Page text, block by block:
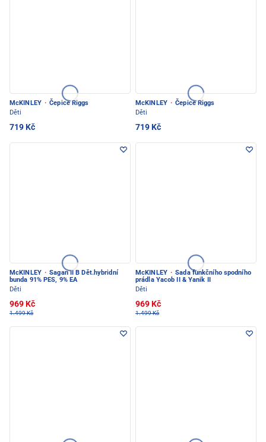
McKINLEY · Čepice Riggs
Děti
719 Kč
McKINLEY · Čepice Riggs
Děti
719 Kč
McKINLEY · Sagan II B Dět.hybridní
bunda 91% PES, 9% EA
Děti
969 Kč
1.499 Kč
McKINLEY · Sada funkčního spodního
prádla Yacob II & Yanik II
Děti
969 Kč
1.499 Kč